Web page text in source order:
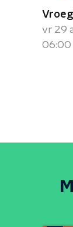
vr 29
06:00